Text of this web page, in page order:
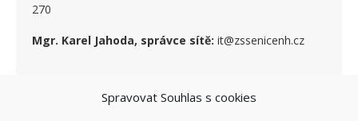
Spravovat Souhlas s cookies
270
Mgr. Karel Jahoda, správce sítě: it@zssenicenh.cz
SOCIÁLNÍ SÍTĚ